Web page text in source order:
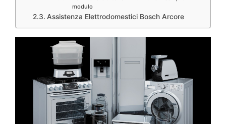
modulo
Assistenza Elettrodomestici Bosch Arcore